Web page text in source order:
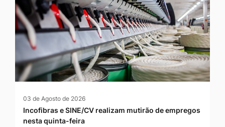
03 de Agosto de 2026
Incofibras e SINE/CV realizam mutirão de empregos
nesta quinta-feira